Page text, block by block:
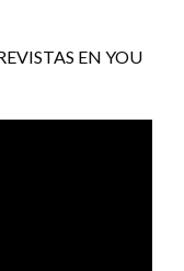
EN YOU